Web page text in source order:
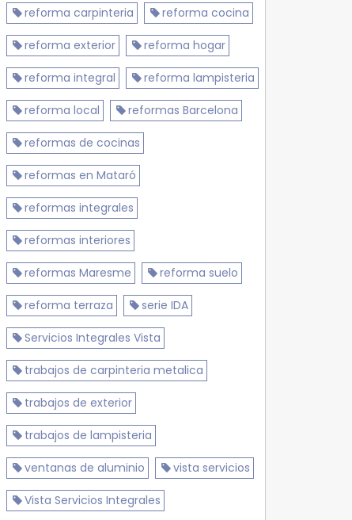
reforma carpinteria reforma cocina
reforma exterior reforma hogar
reforma integral reforma lampisteria
reforma local reformas Barcelona
reformas de cocinas
reformas en Mataró
reformas integrales
reformas interiores
reformas Maresme reforma suelo
reforma terraza serie IDA
Servicios Integrales Vista
trabajos de carpinteria metalica
trabajos de exterior
trabajos de lampisteria
ventanas de aluminio vista servicios
Vista Servicios Integrales